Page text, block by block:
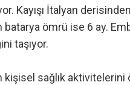
Kayışı İtalyan
batarya ömrü ise 6 ay.
taşıyor.
kişisel sağlık